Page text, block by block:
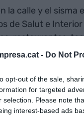
- Do Not
opt-out of the sale,
for targeted
selection. Please note
interest-based ads
la calle y el sisma
de Salut e
restaurantes,
del borrador aEl
horas? ¿Hasta las
tanto en
se reabrirán